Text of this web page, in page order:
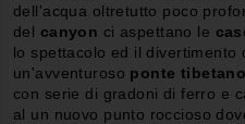
dell'acqua oltretutto poco
del canyon ci aspettano le
lo spettacolo ed il divertimento
un'avventuroso ponte tibetano
con serie di gradoni di ferro e
al un nuovo punto roccioso